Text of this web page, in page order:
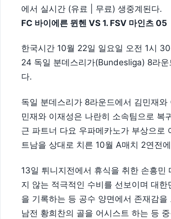
에서 실시간 (유료 | 무료) 생중계된다.
FC 바이에른 뮌헨 VS 1. FSV 마인츠 05
한국시간 10월 22일 일요일 오전 1시
24 독일 분데스리가(Bundesliga) 8라
다.
독일 분데스리가 8라운드에서 김민재
민재와 이재성은 나란히 소속팀으로 복
근 파트너 다요 우파메카노가 부상으로
트남을 상대로 치른 10월 A매치 2연전
13일 튀니지전에서 휴식을 취한 손흥
지 않는 적극적인 수비를 선보이며 대
을 기록하는 등 공수 양면에서 존재감
남전 황희찬의 골을 어시스트 하는 등